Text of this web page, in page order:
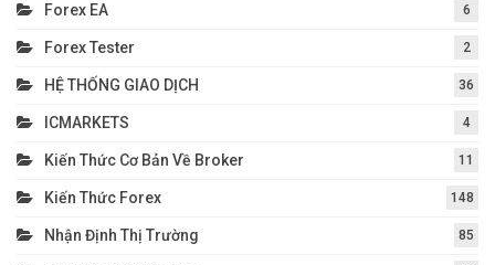
Forex EA 6
Forex Tester 2
HỆ THỐNG GIAO DỊCH 36
ICMARKETS 4
Kiến Thức Cơ Bản Về Broker 11
Kiến Thức Forex 148
Nhận Định Thị Trường 85